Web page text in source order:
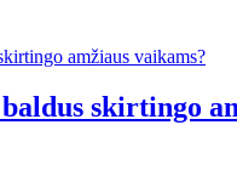
skirtingo